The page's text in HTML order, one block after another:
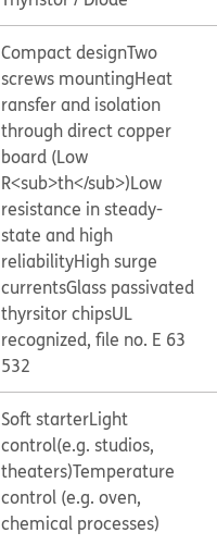
Compact designTwo
screws mountingHeat
ransfer and isolation
through direct copper
board (Low
R<sub>th</sub>)Low
resistance in steady-
state and high
reliabilityHigh surge
currentsGlass passivated
thyrsitor chipsUL
recognized, file no. E 63
532
Soft starterLight
control(e.g. studios,
theaters)Temperature
control (e.g. oven,
chemical processes)